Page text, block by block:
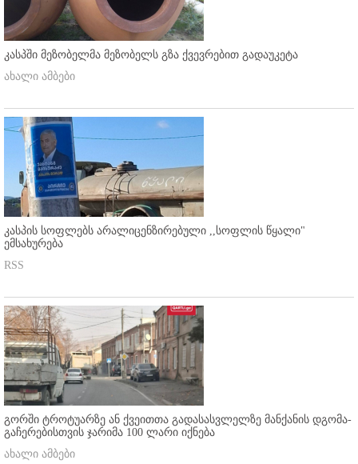
კასპში მეზობელმა მეზობელს გზა ქვევრებით გადაუკეტა
ახალი ამბები
კასპის სოფლებს არალიცენზირებული ,,სოფლის წყალი"
ემსახურება
RSS
გორში ტროტუარზე ან ქვეითთა გადასასვლელზე მანქანის დგომა-
გაჩერებისთვის ჯარიმა 100 ლარი იქნება
ახალი ამბები